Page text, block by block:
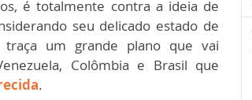
é totalmente contra a ideia de
seu delicado estado de
um grande plano que vai
Colômbia e Brasil que
.